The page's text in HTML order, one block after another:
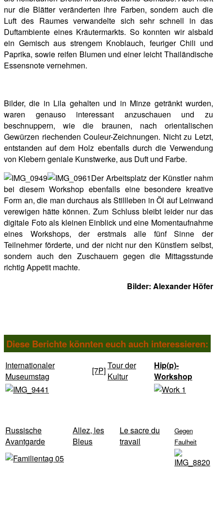
nur die Blätter veränderten ihre Farben, sondern auch die
Luft des Raumes verwandelte sich sehr schnell in das
Duftambiente eines Kräutermarkts. So konnten wir alsbald
ein Gemisch aus strengem Knoblauch, feuriger Chili und
Paprika, sowie reifen Blumen und einer leicht Thailändische
Essensnote vernehmen.
Bilder, die in Lila gehalten und in Minze getränkt wurden,
waren genauso interessant anzuschauen und zu
beschnuppern, wie die braunen, nach orientalischen
Gewürzen riechenden Couleur-Zeichnungen. Nicht zu Letzt,
entstanden auf dem Holz ebenfalls durch die Verwendung
von Klebern geniale Kunstwerke, aus Duft und Farbe.
Der Arbeitsplatz der Künstler nahm
bei diesem Workshop ebenfalls eine besondere kreative
Form an, die man durchaus als Stillleben in Öl auf Leinwand
verewigen hätte können. Zum Schluss bleibt leider nur das
digitale Foto als kleinen Einblick und eine Momentaufnahme
eines Workshops, der erstmals alle fünf Sinne der
Teilnehmer förderte, und der nicht nur den Künstlern selbst,
sondern auch den Zuschauern gegen die Mittagsstunde
richtig Appetit machte.
Bilder: Alexander Höfer
Diese Berichte könnten euch auch interessieren:
Internationaler
Museumstag
[7P]Tour der
Kultur
Hip(p)-
Workshop
Russische
Avantgarde
Allez, les
Bleus
Le sacre du
travail
Gegen
Faulheit